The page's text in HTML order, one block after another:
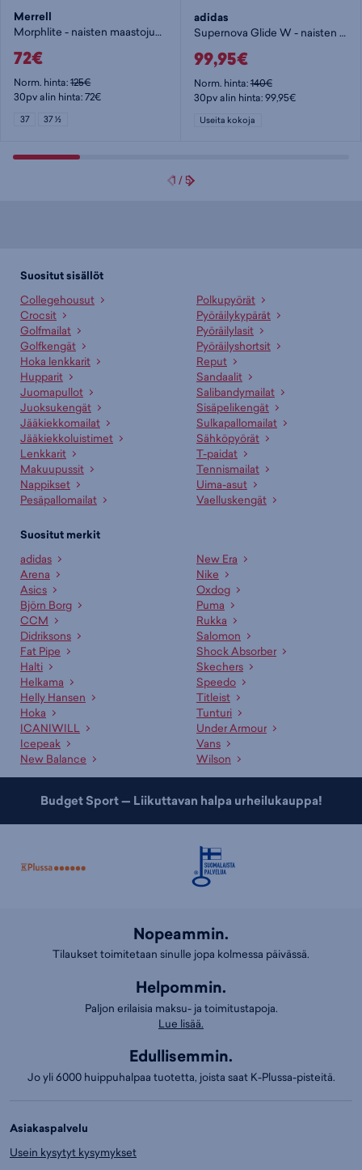
Merrell
Morphlite - naisten maastojuoksukengät
72€
Norm. hinta:125€
30pv alin hinta: 72€
37 37 ½
adidas
Supernova Glide W - naisten juoksukengät
99,95€
Norm. hinta:140€
30pv alin hinta: 99,95€
Useita kokoja
1 /5
Suositut sisällöt
Collegehousut
Crocsit
Golfmailat
Golfkengät
Hoka lenkkarit
Hupparit
Juomapullot
Juoksukengät
Jääkiekkomailat
Jääkiekkoluistimet
Lenkkarit
Makuupussit
Nappikset
Pesäpallomailat
Polkupyörät
Pyöräilykypärät
Pyöräilylasit
Pyöräilyshortsit
Reput
Sandaalit
Salibandymailat
Sisäpelikengät
Sulkapallomailat
Sähköpyörät
T-paidat
Tennismailat
Uima-asut
Vaelluskengät
Suositut merkit
adidas
Arena
Asics
Björn Borg
CCM
Didriksons
Fat Pipe
Halti
Helkama
Helly Hansen
Hoka
ICANIWILL
Icepeak
New Balance
New Era
Nike
Oxdog
Puma
Rukka
Salomon
Shock Absorber
Skechers
Speedo
Titleist
Tunturi
Under Armour
Vans
Wilson
Budget Sport — Liikuttavan halpa urheilukauppa!
Nopeammin.
Tilaukset toimitetaan sinulle jopa kolmessa päivässä.
Helpommin.
Paljon erilaisia maksu- ja toimitustapoja.
Lue lisää.
Edullisemmin.
Jo yli 6000 huippuhalpaa tuotetta, joista saat K-Plussa-pisteitä.
Asiakaspalvelu
Usein kysytyt kysymykset